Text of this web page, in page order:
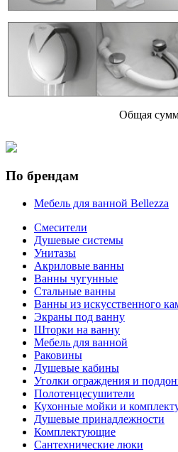
Общая
По брендам
Мебель для ванной Bellezza
Смесители
Душевые системы
Унитазы
Акриловые ванны
Ванны чугунные
Стальные ванны
Ванны из искусственного
Экраны под ванну
Шторки на ванну
Мебель для ванной
Раковины
Душевые кабины
Уголки ограждения и
Полотенцесушители
Кухонные мойки и
Душевые принадлежности
Комплектующие
Сантехнические люки